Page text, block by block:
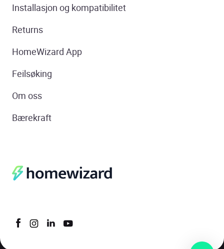
Installasjon og kompatibilitet
Returns
HomeWizard App
Feilsøking
Om oss
Bærekraft